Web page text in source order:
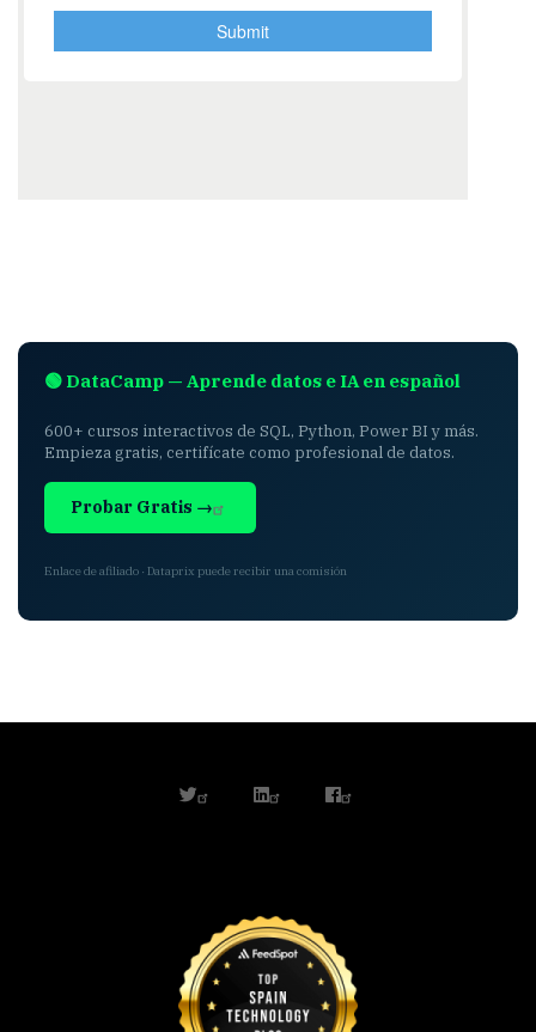
🟢 DataCamp — Aprende datos e IA en español
600+ cursos interactivos de SQL, Python, Power BI y más.
Empieza gratis, certifícate como profesional de datos.
Probar Gratis →
Enlace de afiliado · Dataprix puede recibir una comisión
twitterlinkedinfacebook